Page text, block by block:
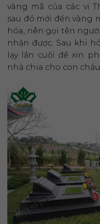
vàng mã của các vị
sau đó mới đến vàng
hóa, nên gọi tên
nhận được. Sau khi
lạy lần cuối để xin
nhà chia cho con